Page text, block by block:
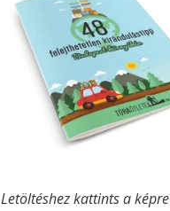
Letöltéshez kattints a képre